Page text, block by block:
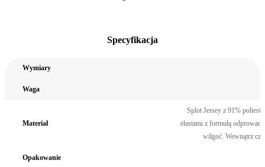
Specyfikacja
Wymiary
Waga
Materiał
Splot Jersey z 91%
elastanu z formułą
wilgoć. Wewnątrz
Opakowanie